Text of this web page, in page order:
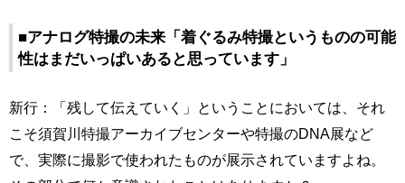
■アナログ特撮の未来「着ぐるみ特撮というものの可能
性はまだいっぱいあると思っています」
新行：「残して伝えていく」ということにおいては、それ
こそ須賀川特撮アーカイブセンターや特撮のDNA展など
で、実際に撮影で使われたものが展示されていますよね。